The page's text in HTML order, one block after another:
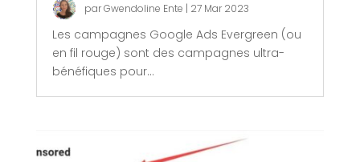
parGwendoline Ente | 27 Mar 2023
Les campagnes Google Ads Evergreen (ou
en fil rouge) sont des campagnes ultra-
bénéfiques pour...